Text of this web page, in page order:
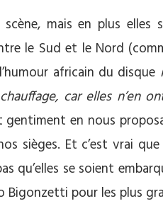
mais en plus elles
le Sud et le Nord
africain du disque
car elles n’en
gentiment en nous
sièges. Et c’est vrai
qu’elles se soient
Bigonzetti pour les plus